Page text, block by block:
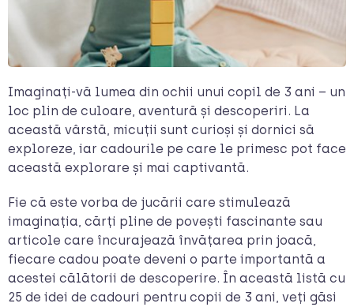
Imaginați-vă lumea din ochii unui copil de 3 ani – un
loc plin de culoare, aventură și descoperiri. La
această vârstă, micuții sunt curioși și dornici să
exploreze, iar cadourile pe care le primesc pot face
această explorare și mai captivantă.
Fie că este vorba de jucării care stimulează
imaginația, cărți pline de povești fascinante sau
articole care încurajează învățarea prin joacă,
fiecare cadou poate deveni o parte importantă a
acestei călătorii de descoperire. În această listă cu
25 de idei de cadouri pentru copii de 3 ani, veți găsi